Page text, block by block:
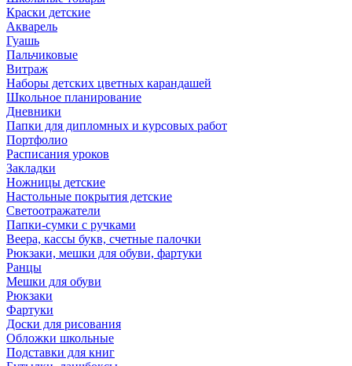
Краски детские
Акварель
Гуашь
Пальчиковые
Витраж
Наборы детских цветных карандашей
Школьное планирование
Дневники
Папки для дипломных и курсовых работ
Портфолио
Расписания уроков
Закладки
Ножницы детские
Настольные покрытия детские
Светоотражатели
Папки-сумки с ручками
Веера, кассы букв, счетные палочки
Рюкзаки, мешки для обуви, фартуки
Ранцы
Мешки для обуви
Рюкзаки
Фартуки
Доски для рисования
Обложки школьные
Подставки для книг